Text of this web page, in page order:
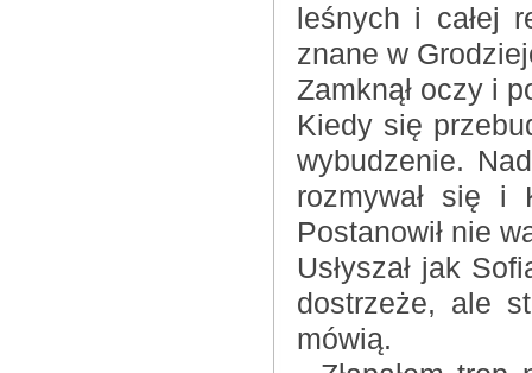
leśnych i całej
znane w
Zamknął oczy i
Kiedy się
wybudzenie.
rozmywał się i
Postanowił nie
Usłyszał jak
dostrzeże, ale
mówią.